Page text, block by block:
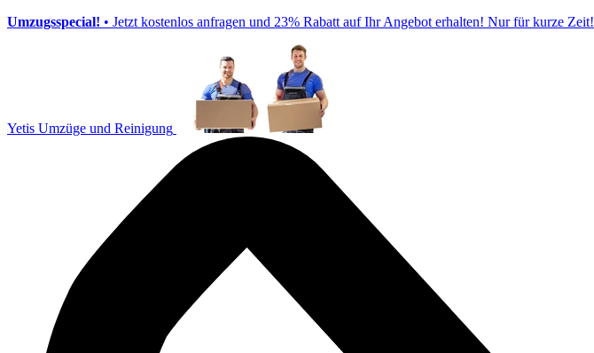
Umzugsspecial! • Jetzt kostenlos anfragen und 23% Rabatt auf Ihr Angebot erhalten! Nur für kurze Zeit!
Yetis Umzüge und Reinigung